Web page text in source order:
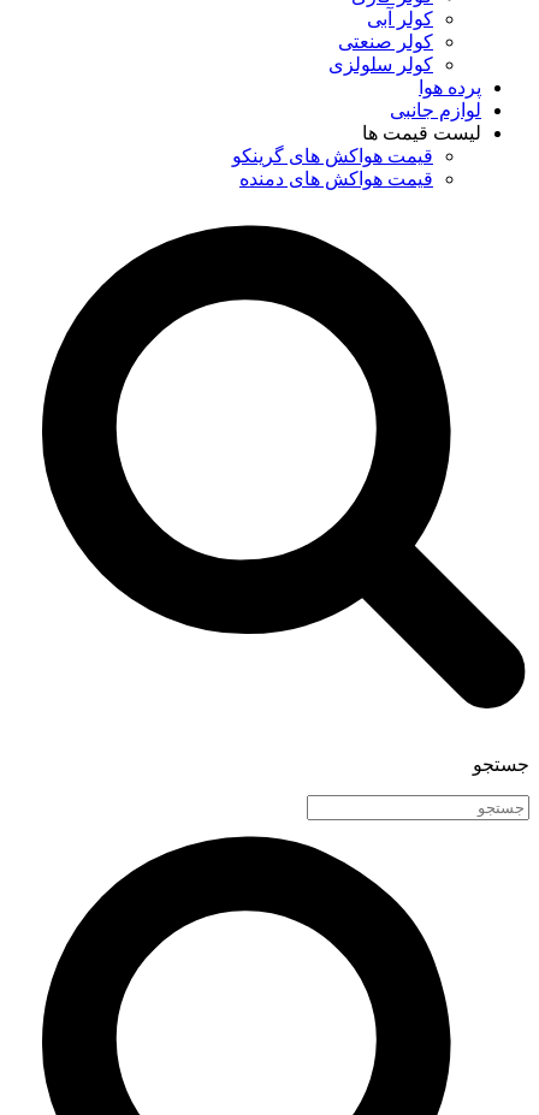
کولر آبی
کولر صنعتی
کولر سلولزی
پرده هوا
لوازم جانبی
لیست قیمت ها
قیمت هواکش های گرینکو
قیمت هواکش های دمنده
جستجو